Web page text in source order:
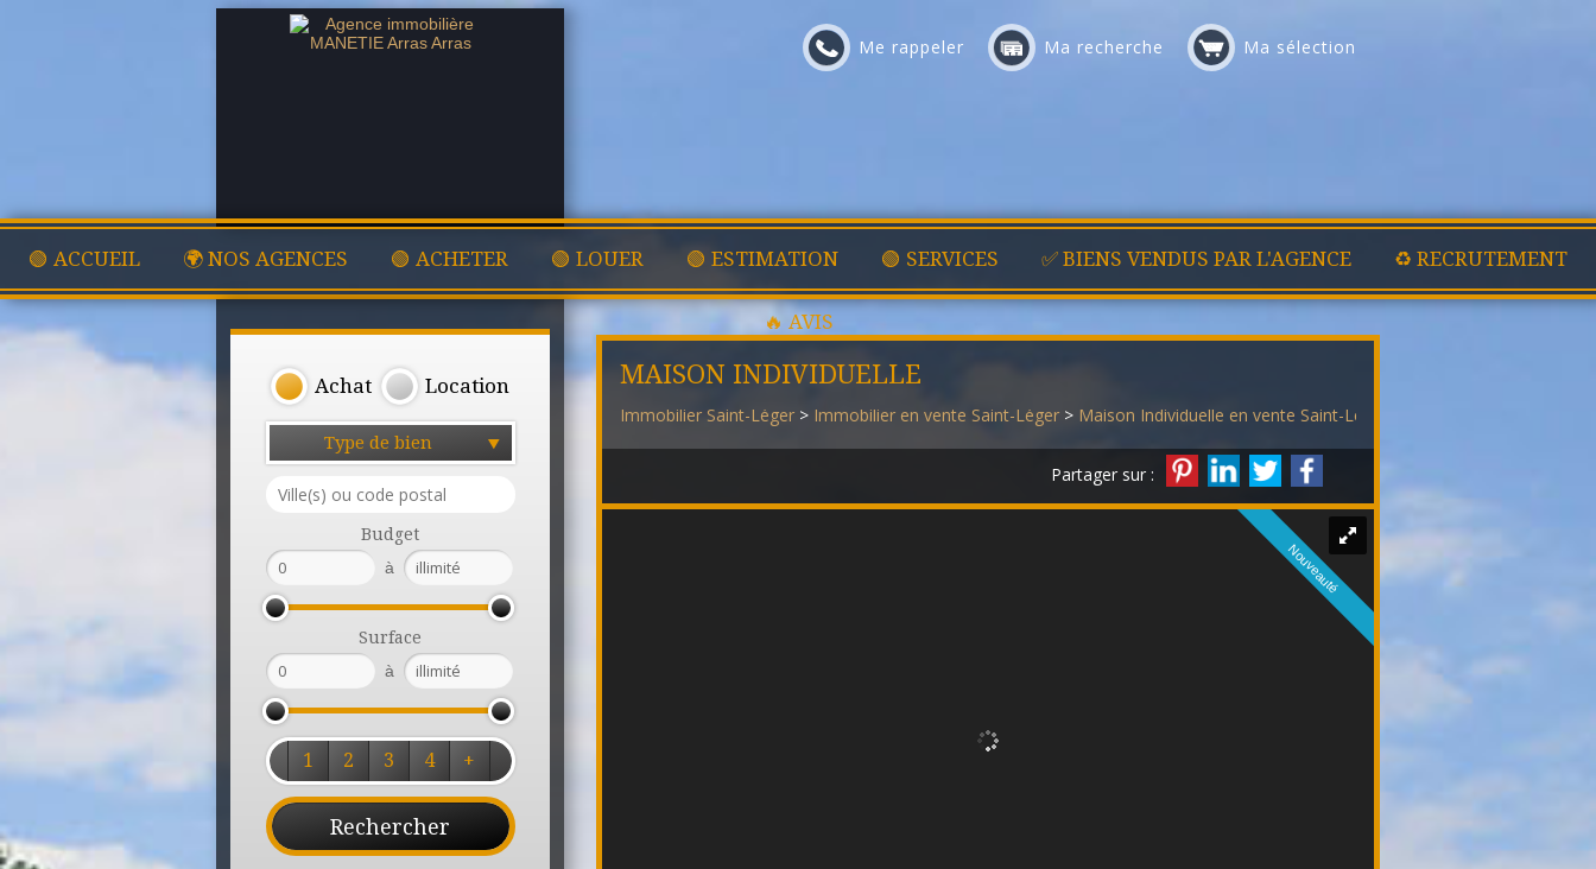
Me rappeler Ma recherche Ma sélection
🟢 ACCUEIL 🌍 NOS AGENCES 🟢 ACHETER 🟢 LOUER 🟢 ESTIMATION 🟢 SERVICES ✅ BIENS VENDUS PAR L'AGENCE ♻️ RECRUTEMENT
🔥 AVIS
Achat Location
Type de bien
Budget
à
Surface
à
1 2 3 4 +
MAISON INDIVIDUELLE
Immobilier Saint-Léger > Immobilier en vente Saint-Léger > Maison Individuelle en vente Saint-Léger
Partager sur :
Nouveauté